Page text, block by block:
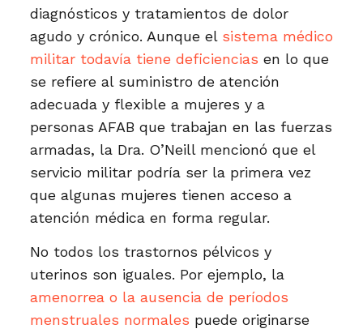
diagnósticos y tratamientos de dolor
agudo y crónico. Aunque el sistema médico
militar todavía tiene deficiencias en lo que
se refiere al suministro de atención
adecuada y flexible a mujeres y a
personas AFAB que trabajan en las fuerzas
armadas, la Dra. O’Neill mencionó que el
servicio militar podría ser la primera vez
que algunas mujeres tienen acceso a
atención médica en forma regular.
No todos los trastornos pélvicos y
uterinos son iguales. Por ejemplo, la
amenorrea o la ausencia de períodos
menstruales normales puede originarse